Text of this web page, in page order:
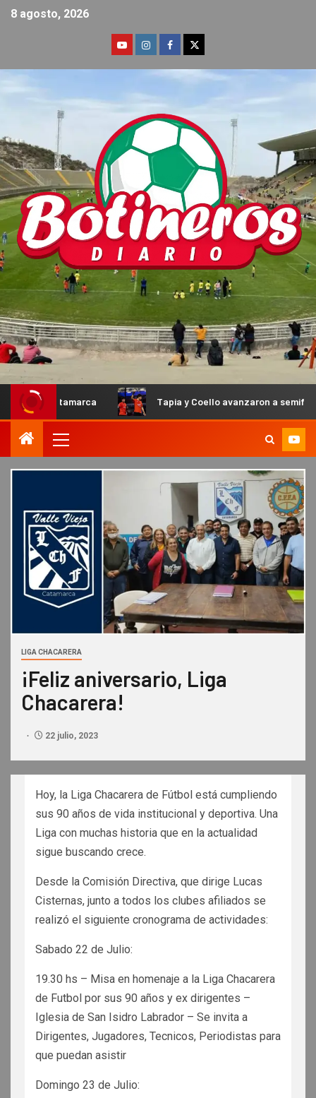
8 agosto, 2026
Tapia y Coello avanzaron a semifinales en el
LIGA CHACARERA
¡Feliz aniversario, Liga
Chacarera!
22 julio, 2023
Hoy, la Liga Chacarera de Fútbol está cumpliendo
sus 90 años de vida institucional y deportiva. Una
Liga con muchas historia que en la actualidad
sigue buscando crece.
Desde la Comisión Directiva, que dirige Lucas
Cisternas, junto a todos los clubes afiliados se
realizó el siguiente cronograma de actividades:
Sabado 22 de Julio:
19.30 hs – Misa en homenaje a la Liga Chacarera
de Futbol por sus 90 años y ex dirigentes –
Iglesia de San Isidro Labrador – Se invita a
Dirigentes, Jugadores, Tecnicos, Periodistas para
que puedan asistir
Domingo 23 de Julio: